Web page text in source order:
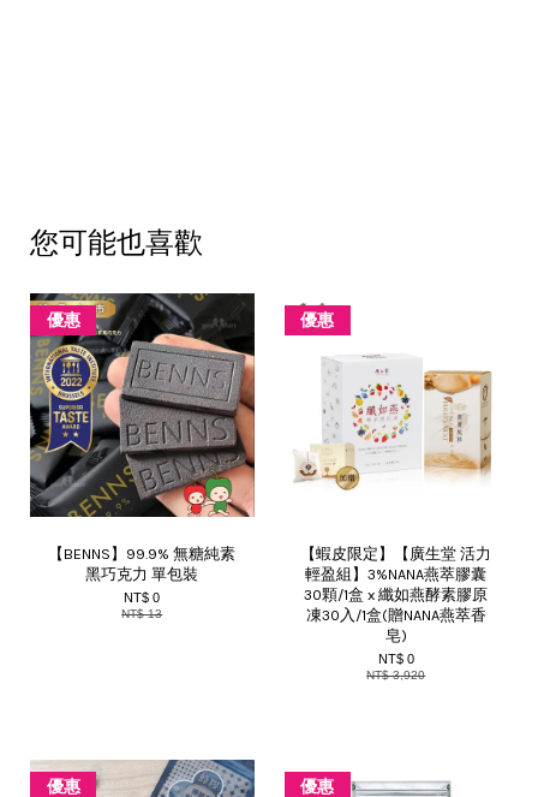
您可能也喜歡
優惠
【BENNS】99.9% 無糖純素
黑巧克力 單包裝
NT$ 0
NT$ 13
優惠
【蝦皮限定】【廣生堂 活力
輕盈組】3%NANA燕萃膠囊
30顆/1盒 x 纖如燕酵素膠原
凍30入/1盒(贈NANA燕萃香
皂)
NT$ 0
NT$ 3,920
優惠 優惠